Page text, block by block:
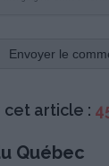
cet article :
Québec